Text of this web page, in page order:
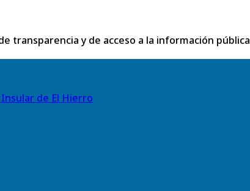
transparencia y de acceso a la información pública
de El Hierro